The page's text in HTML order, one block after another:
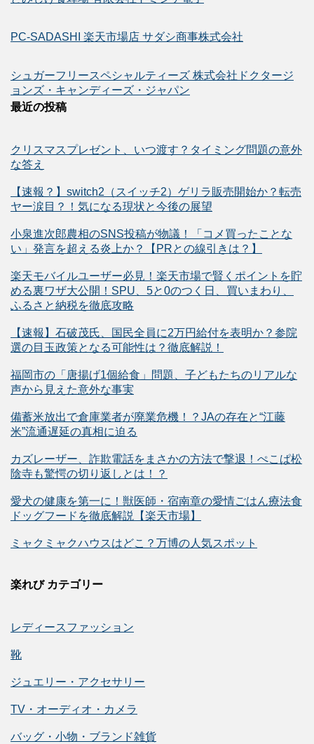
PC-SADASHI 楽天市場店 サダシ商事株式会社
シュガーフリースペシャルティーズ 株式会社ドクタージ
ョンズ・キャンディーズ・ジャパン
最近の投稿
クリスマスプレゼント、いつ渡す？タイミング問題の意外
な答え
【速報？】switch2（スイッチ2）ゲリラ販売開始か？転売
ヤー涙目？！気になる現状と今後の展望
小泉進次郎農相のSNS投稿が物議！「コメ買ったことな
い」発言を超える炎上か？【PRとの線引きは？】
楽天モバイルユーザー必見！楽天市場で賢くポイントを貯
める裏ワザ大公開！SPU、5と0のつく日、買いまわり、
ふるさと納税を徹底攻略
【速報】石破茂氏、国民全員に2万円給付を表明か？参院
選の目玉政策となる可能性は？徹底解説！
福岡市の「唐揚げ1個給食」問題、子どもたちのリアルな
声から見えた意外な事実
備蓄米放出で倉庫業者が廃業危機！？JAの存在と“江藤
米”流通遅延の真相に迫る
カズレーザー、詐欺電話をまさかの方法で撃退！ぺこぱ松
陰寺も驚愕の切り返しとは！？
愛犬の健康を第一に！獣医師・宿南章の愛情ごはん療法食
ドッグフードを徹底解説【楽天市場】
ミャクミャクハウスはどこ？万博の人気スポット
楽れび カテゴリー
レディースファッション
靴
ジュエリー・アクセサリー
TV・オーディオ・カメラ
バッグ・小物・ブランド雑貨